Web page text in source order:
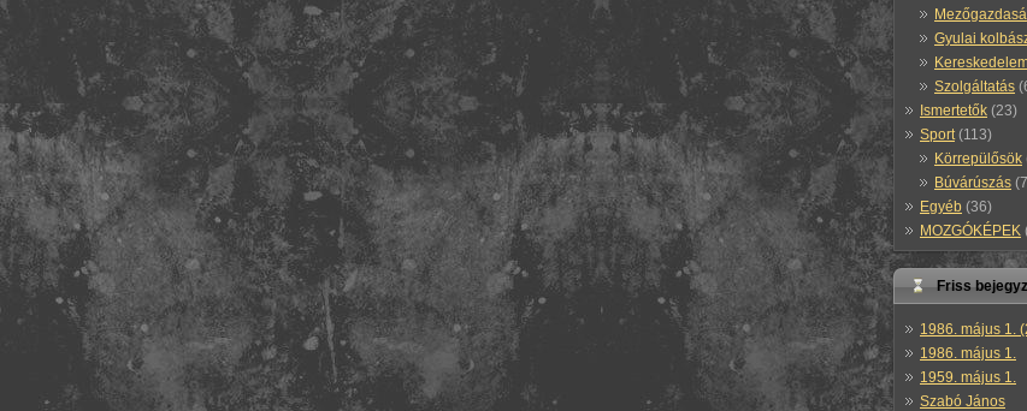
Gyulai
Szolgáltatás
Ismertetők (23)
Sport(113)
Körrepülősök
Búvárúszás
Egyéb (36)
MOZGÓKÉPEK
Friss
1986. május 1.
1986. május 1.
1959. május 1.
Szabó János